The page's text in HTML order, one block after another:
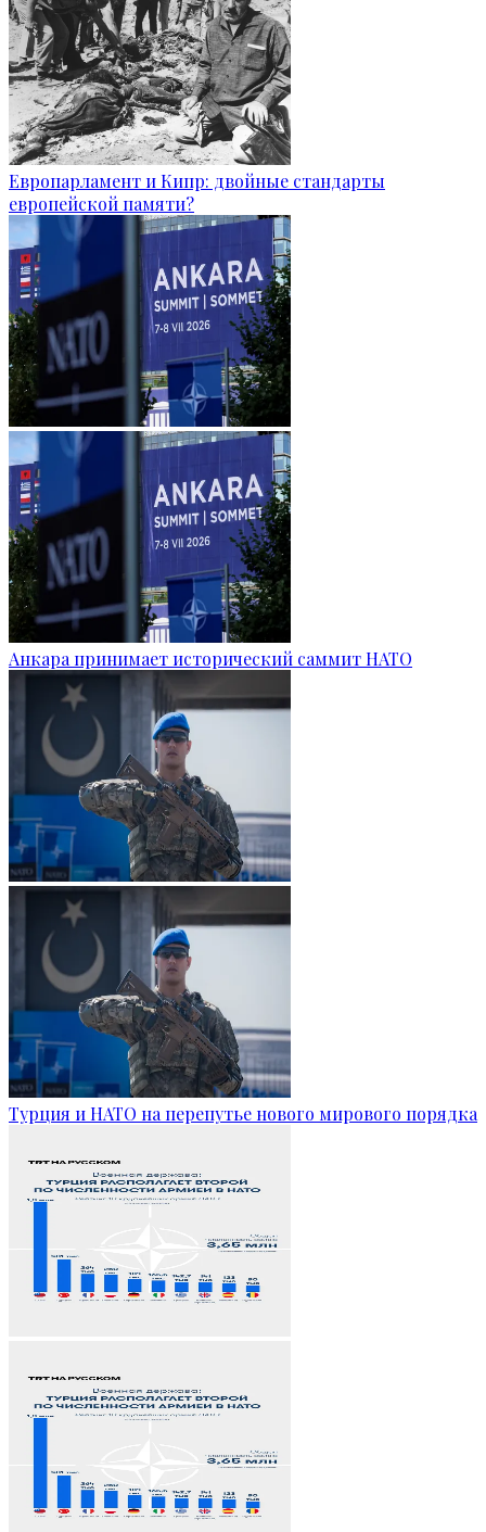
Европарламент и Кипр: двойные стандарты
европейской памяти?
Анкара принимает исторический саммит НАТО
Турция и НАТО на перепутье нового мирового порядка